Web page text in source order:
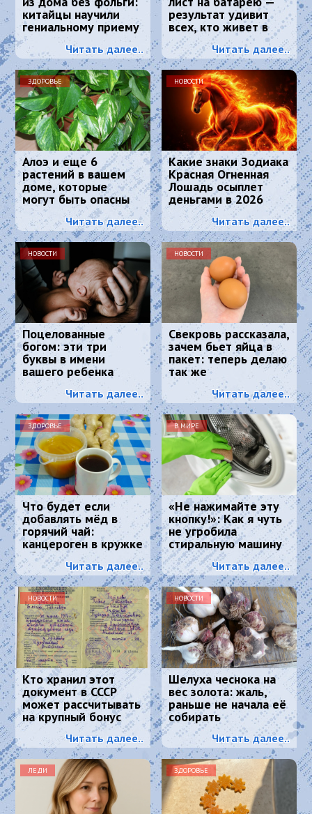
китайцы научили
гениальному приему
- просто и дешево
Читать далее..
результат удивит
всех, кто живет в
квартире
Читать далее..
ЗДОРОВЬЕ
Алоэ и еще 6
растений в вашем
доме, которые
могут быть опасны
для вашего
здоровьяЧитать далее..
НОВОСТИ
Какие знаки Зодиака
Красная Огненная
Лошадь осыплет
деньгами в 2026
году: 4 баловня
СудьбыЧитать далее..
НОВОСТИ
Поцелованные
богом: эти три
буквы в имени
вашего ребенка
сделают его
счастливымЧитать далее..
НОВОСТИ
Свекровь рассказала,
зачем бьет яйца в
пакет: теперь делаю
так же
Читать далее..
ЗДОРОВЬЕ
Что будет если
добавлять мёд в
горячий чай:
канцероген в кружке
обеспечен?
Читать далее..
В МИРЕ
«Не нажимайте эту
кнопку!»: Как я чуть
не угробила
стиральную машину
и что спасло
ситуациюЧитать далее..
НОВОСТИ
Кто хранил этот
документ в СССР
может рассчитывать
на крупный бонус
Читать далее..
НОВОСТИ
Шелуха чеснока на
вес золота: жаль,
раньше не начала её
собирать
Читать далее..
ЛЕДИ ЗДОРОВЬЕ